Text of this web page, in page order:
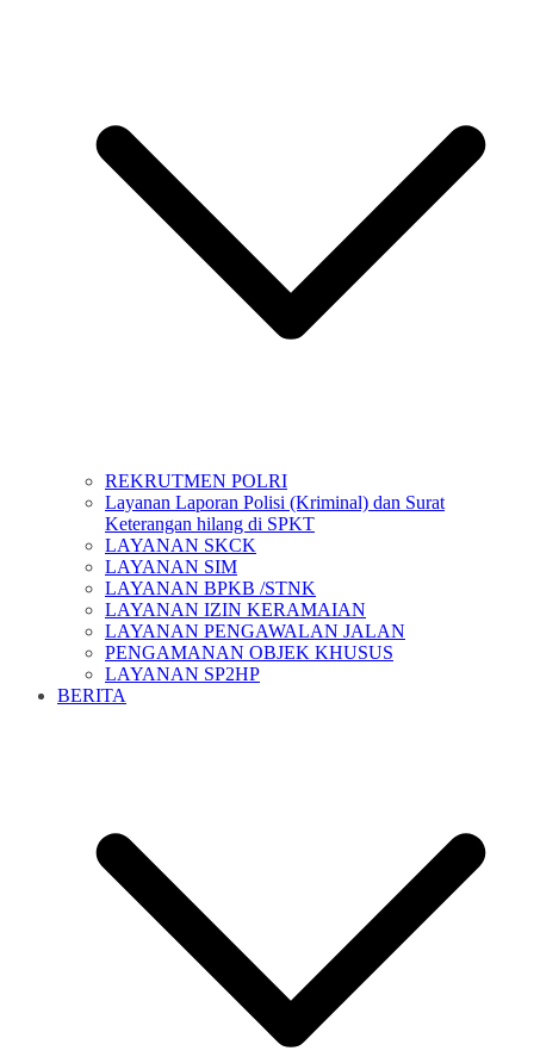
REKRUTMEN POLRI
Layanan Laporan Polisi (Kriminal) dan Surat
Keterangan hilang di SPKT
LAYANAN SKCK
LAYANAN SIM
LAYANAN BPKB /STNK
LAYANAN IZIN KERAMAIAN
LAYANAN PENGAWALAN JALAN
PENGAMANAN OBJEK KHUSUS
LAYANAN SP2HP
BERITA